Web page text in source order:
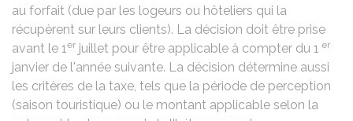
au forfait (due par les logeurs ou hôteliers qui la
récupèrent sur leurs clients). La décision doit être prise
avant le 1er juillet pour être applicable à compter du 1 er
janvier de l'année suivante. La décision détermine aussi
les critères de la taxe, tels que la période de perception
(saison touristique) ou le montant applicable selon la